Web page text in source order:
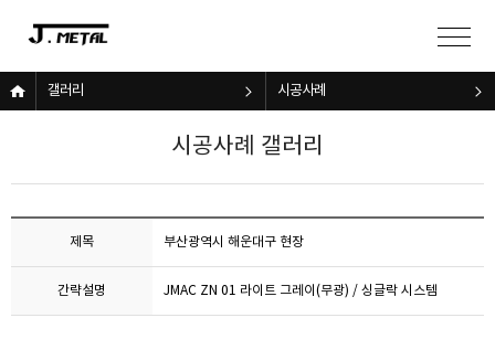
갤러리 시공사례
시공사례 갤러리
제목 부산광역시 해운대구 현장
간략설명 JMAC ZN 01 라이트 그레이(무광) / 싱글락 시스템